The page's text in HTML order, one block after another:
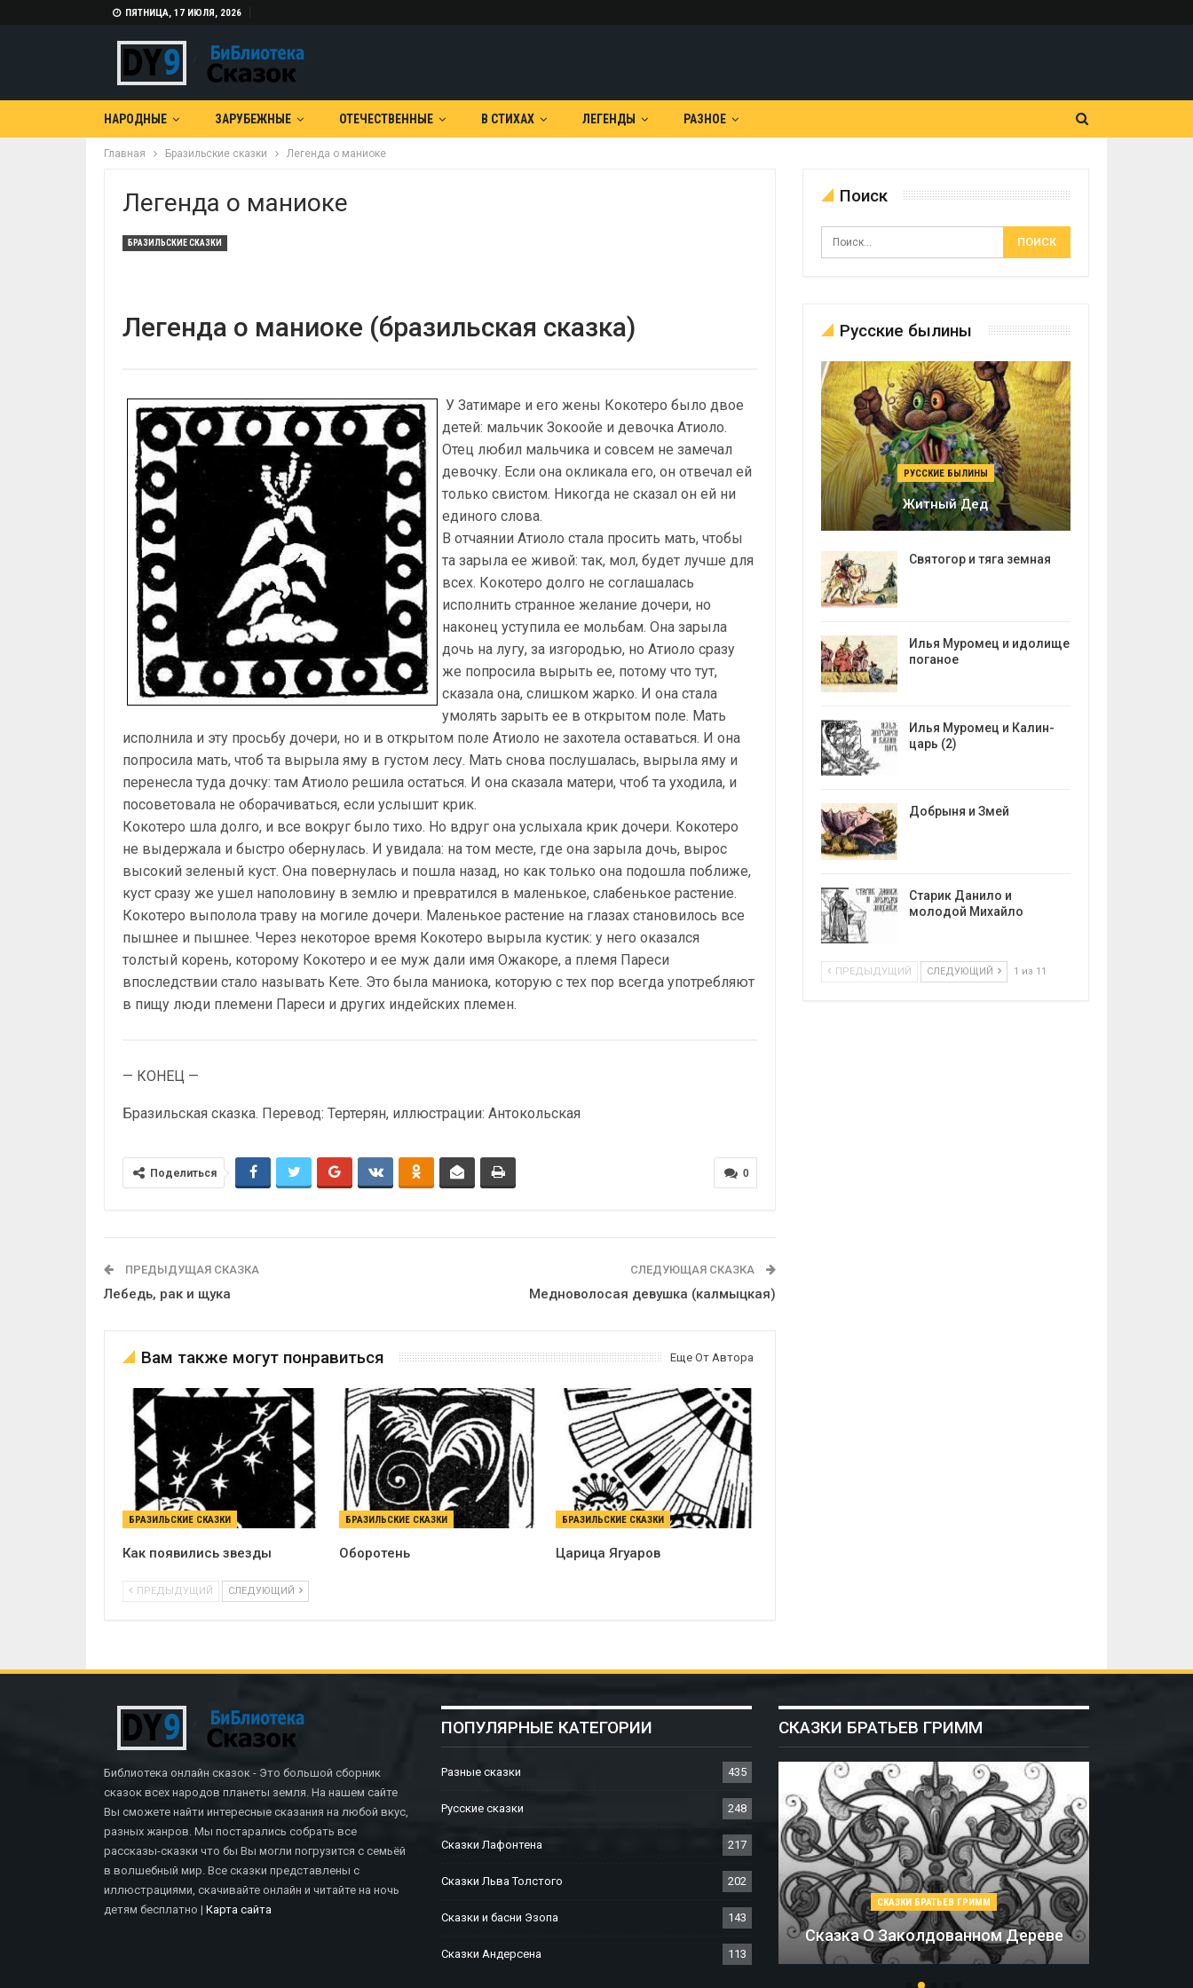
ПЯТНИЦА, 17 ИЮЛЯ, 2026
НАРОДНЫЕ ЗАРУБЕЖНЫЕ ОТЕЧЕСТВЕННЫЕ В СТИХАХ ЛЕГЕНДЫ РАЗНОЕ
Главная Бразильские сказки Легенда о маниоке
Легенда о маниоке
БРАЗИЛЬСКИЕ СКАЗКИ
Легенда о маниоке (бразильская сказка)
У Затимаре и его жены Кокотеро было двое
детей: мальчик Зокоойе и девочка Атиоло.
Отец любил мальчика и совсем не замечал
девочку. Если она окликала его, он отвечал ей
только свистом. Никогда не сказал он ей ни
единого слова.
В отчаянии Атиоло стала просить мать, чтобы
та зарыла ее живой: так, мол, будет лучше для
всех. Кокотеро долго не соглашалась
исполнить странное желание дочери, но
наконец уступила ее мольбам. Она зарыла
дочь на лугу, за изгородью, но Атиоло сразу
же попросила вырыть ее, потому что тут,
сказала она, слишком жарко. И она стала
умолять зарыть ее в открытом поле. Мать
исполнила и эту просьбу дочери, но и в открытом поле Атиоло не захотела оставаться. И она
попросила мать, чтоб та вырыла яму в густом лесу. Мать снова послушалась, вырыла яму и
перенесла туда дочку: там Атиоло решила остаться. И она сказала матери, чтоб та уходила, и
посоветовала не оборачиваться, если услышит крик.
Кокотеро шла долго, и все вокруг было тихо. Но вдруг она услыхала крик дочери. Кокотеро
не выдержала и быстро обернулась. И увидала: на том месте, где она зарыла дочь, вырос
высокий зеленый куст. Она повернулась и пошла назад, но как только она подошла поближе,
куст сразу же ушел наполовину в землю и превратился в маленькое, слабенькое растение.
Кокотеро выполола траву на могиле дочери. Маленькое растение на глазах становилось все
пышнее и пышнее. Через некоторое время Кокотеро вырыла кустик: у него оказался
толстый корень, которому Кокотеро и ее муж дали имя Ожакоре, а племя Пареси
впоследствии стало называть Кете. Это была маниока, которую с тех пор всегда употребляют
в пищу люди племени Пареси и других индейских племен.
— КОНЕЦ —
Бразильская сказка. Перевод: Тертерян, иллюстрации: Антокольская
0
Поделиться
ПРЕДЫДУЩАЯ СКАЗКА
Лебедь, рак и щука
СЛЕДУЮЩАЯ СКАЗКА
Медноволосая девушка (калмыцкая)
Вам также могут понравиться Еще От Автора
БРАЗИЛЬСКИЕ СКАЗКИ
Как появились звезды
БРАЗИЛЬСКИЕ СКАЗКИ
Оборотень
БРАЗИЛЬСКИЕ СКАЗКИ
Царица Ягуаров
ПРЕДЫДУЩИЙ СЛЕДУЮЩИЙ
Поиск
Русские былины
РУССКИЕ БЫЛИНЫ
Житный Дед
Святогор и тяга земная
Илья Муромец и идолище
поганое
Илья Муромец и Калин-
царь (2)
Добрыня и Змей
Старик Данило и
молодой Михайло
ПРЕДЫДУЩИЙ СЛЕДУЮЩИЙ 1 из 11
Библиотека онлайн сказок - Это большой сборник
сказок всех народов планеты земля. На нашем сайте
Вы сможете найти интересные сказания на любой вкус,
разных жанров. Мы постарались собрать все
рассказы-сказки что бы Вы могли погрузится с семьёй
в волшебный мир. Все сказки представлены с
иллюстрациями, скачивайте онлайн и читайте на ночь
детям бесплатно | Карта сайта
ПОПУЛЯРНЫЕ КАТЕГОРИИ
Разные сказки 435
Русские сказки 248
Сказки Лафонтена 217
Сказки Льва Толстого 202
Сказки и басни Эзопа 143
Сказки Андерсена 113
СКАЗКИ БРАТЬЕВ ГРИММ
СКАЗКИ БРАТЬЕВ ГРИММ СКАЗКИ БРАТЬЕВ ГРИММ
Сказка О Заколдованном Дереве
СКАЗКИ БРАТЬЕВ ГРИММ
Соломинка, Уголь И Боб